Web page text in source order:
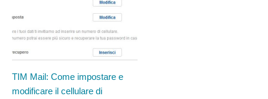
TIM Mail: Come impostare e
modificare il cellulare di